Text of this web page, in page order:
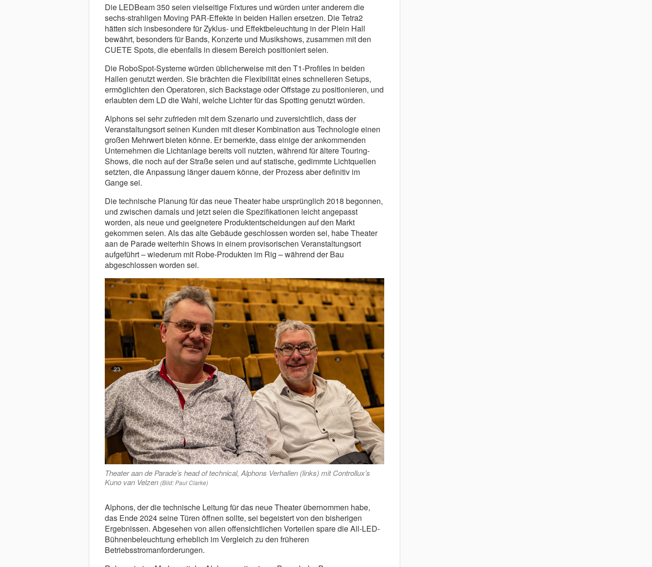
Die LEDBeam 350 seien vielseitige Fixtures und würden unter anderem die
sechs-strahligen Moving PAR-Effekte in beiden Hallen ersetzen. Die Tetra2
hätten sich insbesondere für Zyklus- und Effektbeleuchtung in der Plein Hall
bewährt, besonders für Bands, Konzerte und Musikshows, zusammen mit den
CUETE Spots, die ebenfalls in diesem Bereich positioniert seien.
Die RoboSpot-Systeme würden üblicherweise mit den T1-Profiles in beiden
Hallen genutzt werden. Sie brächten die Flexibilität eines schnelleren Setups,
ermöglichten den Operatoren, sich Backstage oder Offstage zu positionieren, und
erlaubten dem LD die Wahl, welche Lichter für das Spotting genutzt würden.
Alphons sei sehr zufrieden mit dem Szenario und zuversichtlich, dass der
Veranstaltungsort seinen Kunden mit dieser Kombination aus Technologie einen
großen Mehrwert bieten könne. Er bemerkte, dass einige der ankommenden
Unternehmen die Lichtanlage bereits voll nutzten, während für ältere Touring-
Shows, die noch auf der Straße seien und auf statische, gedimmte Lichtquellen
setzten, die Anpassung länger dauern könne, der Prozess aber definitiv im
Gange sei.
Die technische Planung für das neue Theater habe ursprünglich 2018 begonnen,
und zwischen damals und jetzt seien die Spezifikationen leicht angepasst
worden, als neue und geeignetere Produktentscheidungen auf den Markt
gekommen seien. Als das alte Gebäude geschlossen worden sei, habe Theater
aan de Parade weiterhin Shows in einem provisorischen Veranstaltungsort
aufgeführt – wiederum mit Robe-Produkten im Rig – während der Bau
abgeschlossen worden sei.
Theater aan de Parade’s head of technical, Alphons Verhallen (links) mit Controllux’s
Kuno van Velzen (Bild: Paul Clarke)
Alphons, der die technische Leitung für das neue Theater übernommen habe,
das Ende 2024 seine Türen öffnen sollte, sei begeistert von den bisherigen
Ergebnissen. Abgesehen von allen offensichtlichen Vorteilen spare die All-LED-
Bühnenbeleuchtung erheblich im Vergleich zu den früheren
Betriebsstromanforderungen.